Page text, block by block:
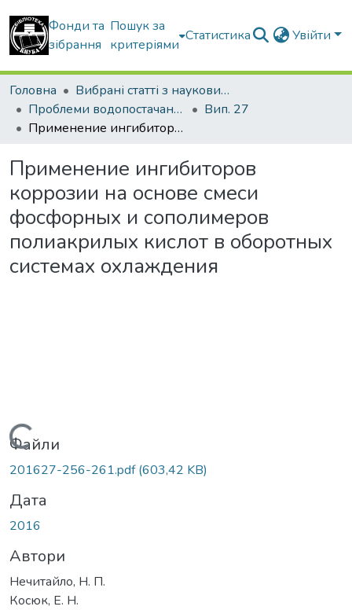
Фонди та
зібрання
Пошук за
критеріями
Статистика Увійти
Головна
Вибрані статті з наукових збірників КНУБА
Проблеми водопостачання, водовідведення та гідравліки
Вип. 27
Применение ингибиторов коррозии на основе смеси фосфорных и сополимеров полиакрилых кислот в оборотных системах охлаждения
Применение ингибиторов
коррозии на основе смеси
фосфорных и сополимеров
полиакрилых кислот в оборотных
системах охлаждения
Вантажиться...
Файли
201627-256-261.pdf(603,42 KB)
Дата
2016
Автори
Нечитайло, Н. П.
Косюк, Е. Н.